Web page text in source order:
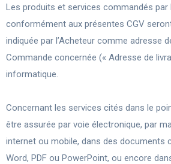
Les produits et services commandés par
conformément aux présentes CGV
indiquée par l’Acheteur comme adresse
Commande concernée (« Adresse de
informatique.
Concernant les services cités dans le
être assurée par voie électronique, par
internet ou mobile, dans des documents
Word, PDF ou PowerPoint, ou encore